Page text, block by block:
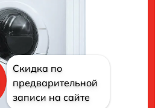
Скидка по
предварительной
записи на сайте